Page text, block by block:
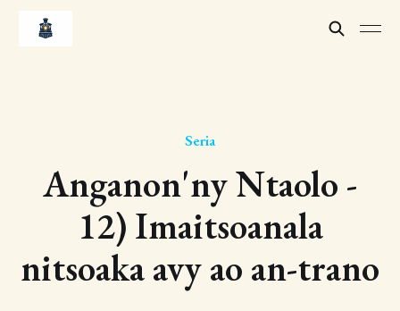
Seria
Anganon'ny Ntaolo -
12) Imaitsoanala
nitsoaka avy ao an-trano